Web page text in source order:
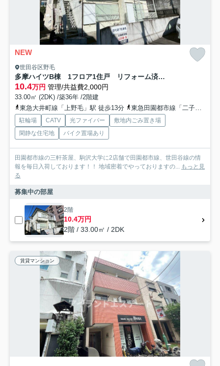
NEW
世田谷区野毛
多摩ハイツB棟 1フロア1住戸 リフォーム済 独立洗面台
10.4万円 管理/共益費2,000円
33.00㎡ (2DK) /築36年 /2階建
東急大井町線「上野毛」駅 徒歩13分
東急田園都市線「二子玉川」駅 徒歩15分
駐輪場 CATV 光ファイバー
敷地内ごみ置き場
閑静な住宅地
バイク置場あり
田園都市線の三軒茶屋、駒沢大学に2店舗で田園都市線、世田谷線の情
報を毎日入荷しております！！ 地域密着でやっておりますの... もっと見
る
募集中の部屋
2階
10.4万円
2階 / 33.00㎡ / 2DK
賃貸マンション